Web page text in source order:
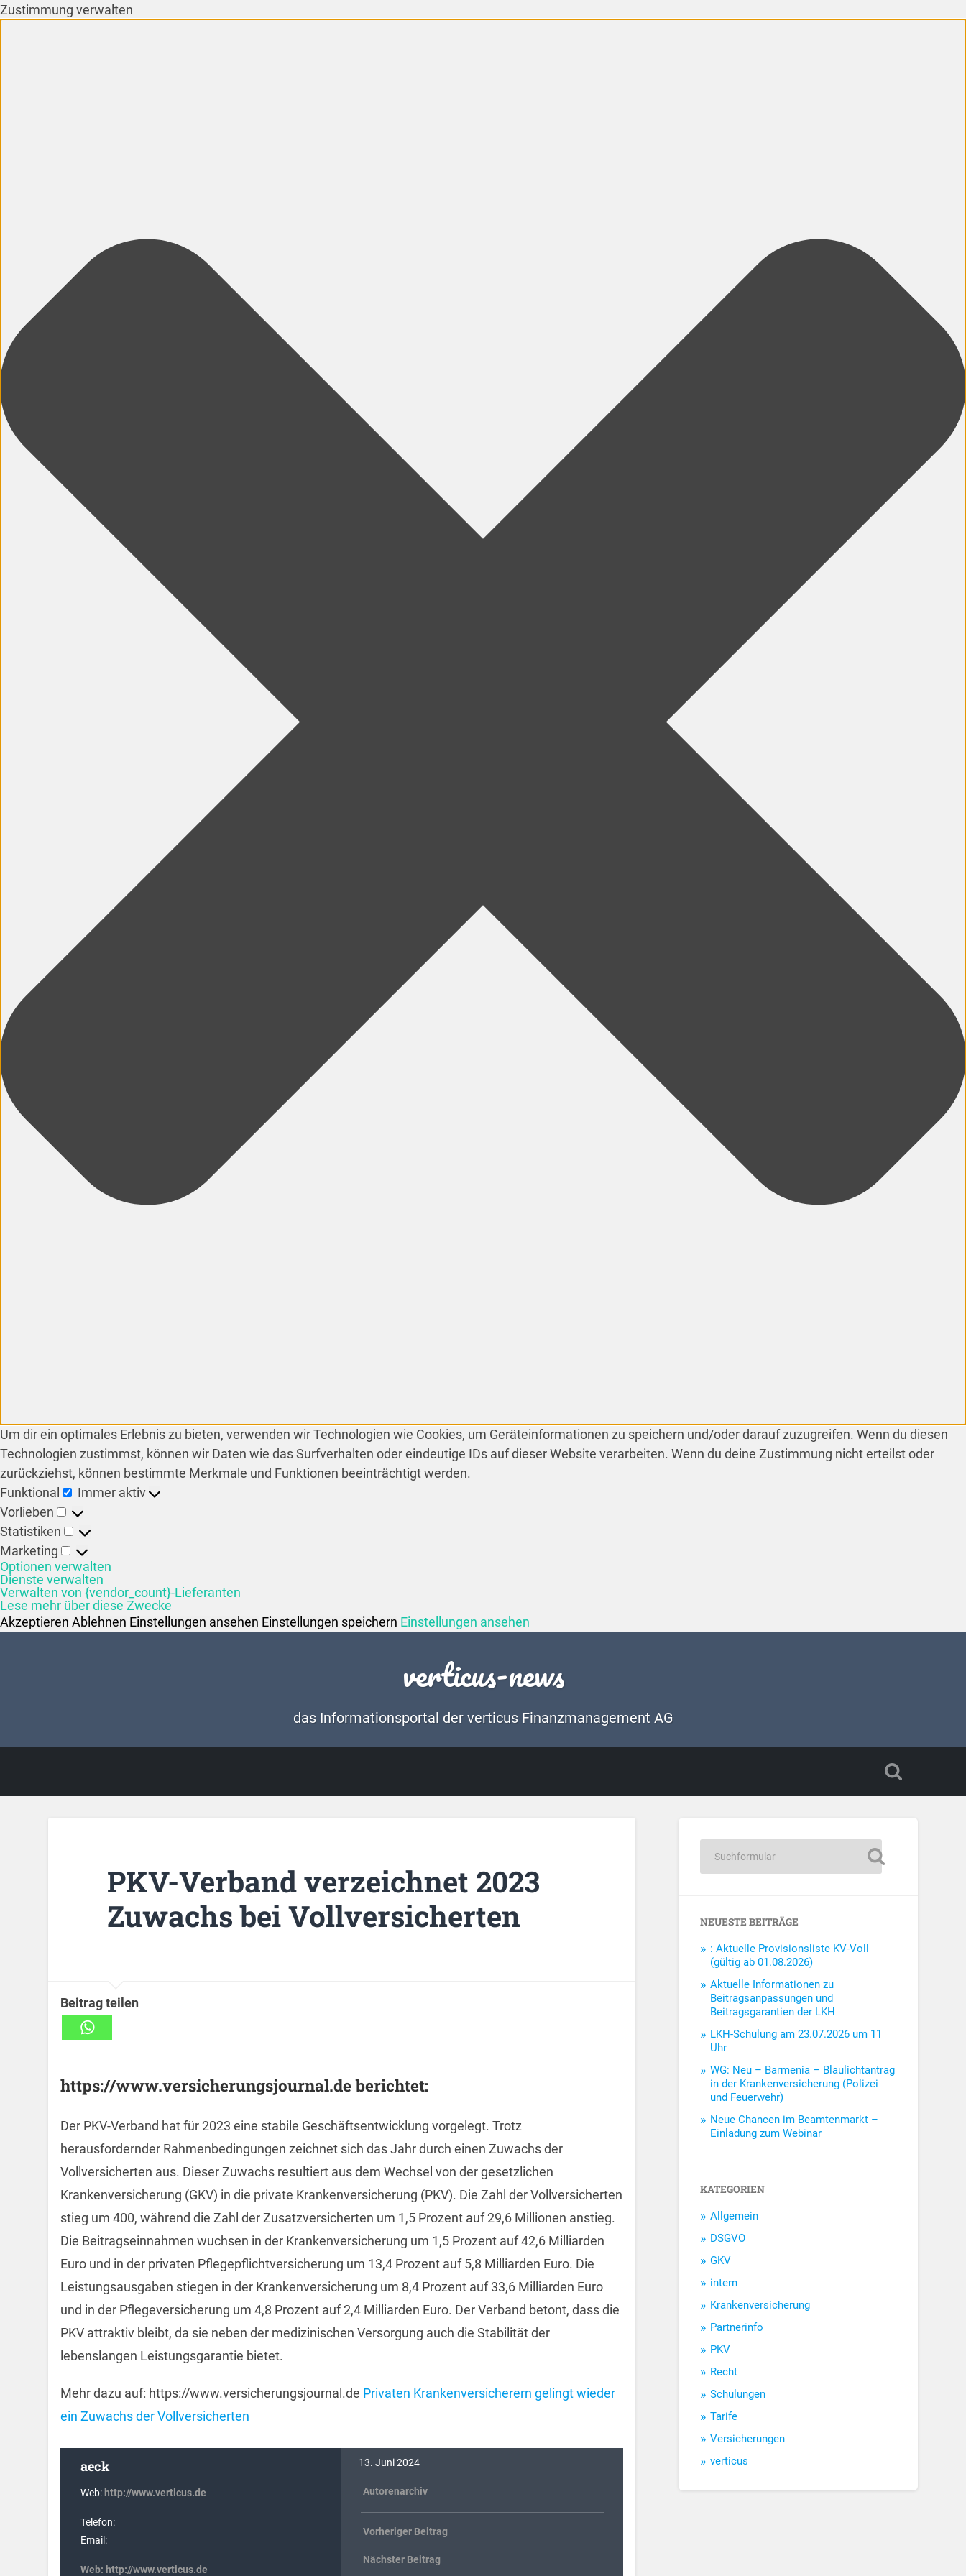
Zustimmung verwalten
Um dir ein optimales Erlebnis zu bieten, verwenden wir Technologien wie Cookies, um Geräteinformationen zu speichern und/oder darauf zuzugreifen. Wenn du diesen
Technologien zustimmst, können wir Daten wie das Surfverhalten oder eindeutige IDs auf dieser Website verarbeiten. Wenn du deine Zustimmung nicht erteilst oder
zurückziehst, können bestimmte Merkmale und Funktionen beeinträchtigt werden.
Funktional
Immer aktiv
Vorlieben
Statistiken
Marketing
Optionen verwalten
Dienste verwalten
Verwalten von {vendor_count}-Lieferanten
Lese mehr über diese Zwecke
Akzeptieren Ablehnen Einstellungen ansehen Einstellungen speichern Einstellungen ansehen
verticus-news
das Informationsportal der verticus Finanzmanagement AG
PKV-Verband verzeichnet 2023
Zuwachs bei Vollversicherten
Beitrag teilen
https://www.versicherungsjournal.de berichtet:
Der PKV-Verband hat für 2023 eine stabile Geschäftsentwicklung vorgelegt. Trotz
herausfordernder Rahmenbedingungen zeichnet sich das Jahr durch einen Zuwachs der
Vollversicherten aus. Dieser Zuwachs resultiert aus dem Wechsel von der gesetzlichen
Krankenversicherung (GKV) in die private Krankenversicherung (PKV). Die Zahl der Vollversicherten
stieg um 400, während die Zahl der Zusatzversicherten um 1,5 Prozent auf 29,6 Millionen anstieg.
Die Beitragseinnahmen wuchsen in der Krankenversicherung um 1,5 Prozent auf 42,6 Milliarden
Euro und in der privaten Pflegepflichtversicherung um 13,4 Prozent auf 5,8 Milliarden Euro. Die
Leistungsausgaben stiegen in der Krankenversicherung um 8,4 Prozent auf 33,6 Milliarden Euro
und in der Pflegeversicherung um 4,8 Prozent auf 2,4 Milliarden Euro. Der Verband betont, dass die
PKV attraktiv bleibt, da sie neben der medizinischen Versorgung auch die Stabilität der
lebenslangen Leistungsgarantie bietet.
Mehr dazu auf: https://www.versicherungsjournal.de Privaten Krankenversicherern gelingt wieder
ein Zuwachs der Vollversicherten
aeck
Web:http://www.verticus.de
Telefon:
Email:
Web: http://www.verticus.de
13. Juni 2024
Autorenarchiv
Vorheriger Beitrag
Nächster Beitrag
NEUESTE BEITRÄGE
: Aktuelle Provisionsliste KV-Voll
(gültig ab 01.08.2026)
Aktuelle Informationen zu
Beitragsanpassungen und
Beitragsgarantien der LKH
LKH-Schulung am 23.07.2026 um 11
Uhr
WG: Neu – Barmenia – Blaulichtantrag
in der Krankenversicherung (Polizei
und Feuerwehr)
Neue Chancen im Beamtenmarkt –
Einladung zum Webinar
KATEGORIEN
Allgemein
DSGVO
GKV
intern
Krankenversicherung
Partnerinfo
PKV
Recht
Schulungen
Tarife
Versicherungen
verticus